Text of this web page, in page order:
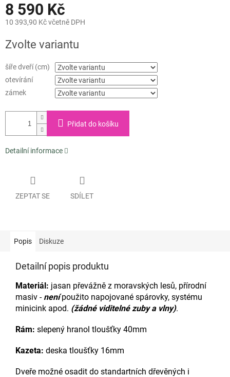
8 590 Kč
10 393,90 Kč včetně DPH
cena:
Zvolte variantu
šíře dveří (cm)
otevírání
zámek
Přidat do košíku
Detailní informace
ZEPTAT SE SDÍLET
Popis Diskuze
Detailní popis produktu
Materiál: jasan převážně z moravských lesů, přírodní
masiv - nenípoužito napojované spárovky, systému
minicink apod. (žádné viditelné zuby a vlny).
Rám: slepený hranol tloušťky 40mm
Kazeta: deska tloušťky 16mm
Dveře možné osadit do standartních dřevěných i